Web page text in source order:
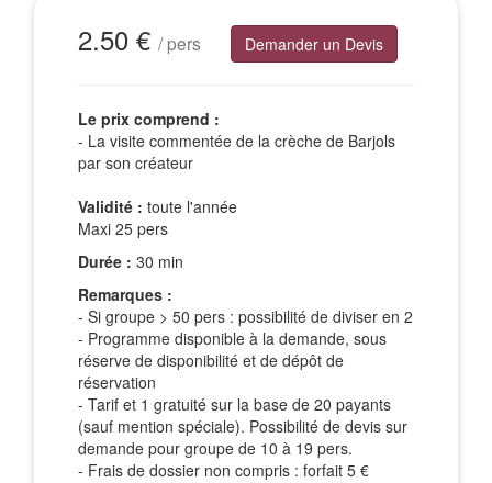
2.50 € / pers Demander un Devis
Le prix comprend :
- La visite commentée de la crèche de Barjols
par son créateur
Validité : toute l'année
Maxi 25 pers
Durée : 30 min
Remarques :
- Si groupe > 50 pers : possibilité de diviser en 2
- Programme disponible à la demande, sous
réserve de disponibilité et de dépôt de
réservation
- Tarif et 1 gratuité sur la base de 20 payants
(sauf mention spéciale). Possibilité de devis sur
demande pour groupe de 10 à 19 pers.
- Frais de dossier non compris : forfait 5 €